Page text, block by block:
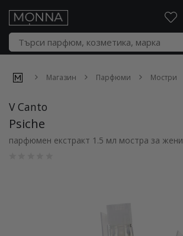
Магазин Парфюми Мостри
V Canto
Psiche
парфюмен екстракт 1.5 мл мостра за жени